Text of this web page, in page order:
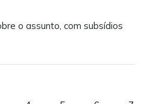
o assunto, com subsídios